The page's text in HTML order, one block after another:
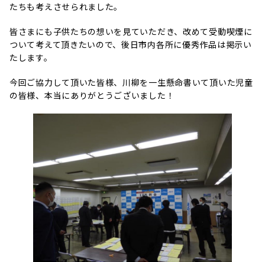
たちも考えさせられました。
皆さまにも子供たちの想いを見ていただき、改めて受動喫煙に
ついて考えて頂きたいので、後日市内各所に優秀作品は掲示い
たします。
今回ご協力して頂いた皆様、川柳を一生懸命書いて頂いた児童
の皆様、本当にありがとうございました！